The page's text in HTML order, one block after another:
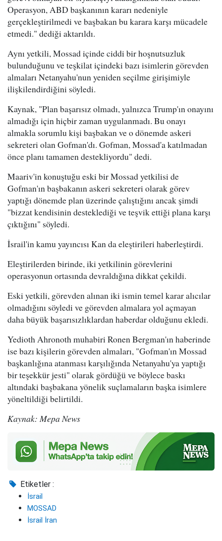
Operasyon, ABD başkanının kararı nedeniyle
gerçekleştirilmedi ve başbakan bu karara karşı mücadele
etmedi." dediği aktarıldı.
Aynı yetkili, Mossad içinde ciddi bir hoşnutsuzluk
bulunduğunu ve teşkilat içindeki bazı isimlerin görevden
almaları Netanyahu'nun yeniden seçilme girişimiyle
ilişkilendirdiğini söyledi.
Kaynak, "Plan başarısız olmadı, yalnızca Trump'ın onayını
almadığı için hiçbir zaman uygulanmadı. Bu onayı
almakla sorumlu kişi başbakan ve o dönemde askeri
sekreteri olan Gofman'dı. Gofman, Mossad'a katılmadan
önce planı tamamen destekliyordu" dedi.
Maariv'in konuştuğu eski bir Mossad yetkilisi de
Gofman'ın başbakanın askeri sekreteri olarak görev
yaptığı dönemde plan üzerinde çalıştığını ancak şimdi
"bizzat kendisinin desteklediği ve teşvik ettiği plana karşı
çıktığını" söyledi.
İsrail'in kamu yayıncısı Kan da eleştirileri haberleştirdi.
Eleştirilerden birinde, iki yetkilinin görevlerini
operasyonun ortasında devraldığına dikkat çekildi.
Eski yetkili, görevden alınan iki ismin temel karar alıcılar
olmadığını söyledi ve görevden almalara yol açmayan
daha büyük başarısızlıklardan haberdar olduğunu ekledi.
Yedioth Ahronoth muhabiri Ronen Bergman'ın haberinde
ise bazı kişilerin görevden almaları, "Gofman'ın Mossad
başkanlığına atanması karşılığında Netanyahu'ya yaptığı
bir teşekkür jesti" olarak gördüğü ve böylece baskı
altındaki başbakana yönelik suçlamaların başka isimlere
yöneltildiği belirtildi.
Kaynak: Mepa News
Etiketler :
İsrail
MOSSAD
İsrail İran